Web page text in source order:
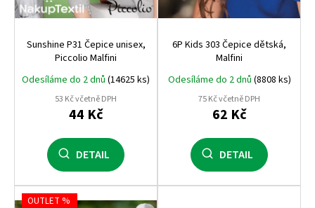
ů
Sunshine P31 Čepice unisex,
Piccolio Malfini
Odesíláme do 2 dnů (14625 ks)
53 Kč včetně DPH
44 Kč
DETAIL
6P Kids 303 Čepice dětská,
Malfini
Odesíláme do 2 dnů (8808 ks)
75 Kč včetně DPH
62 Kč
DETAIL
OUTLET %